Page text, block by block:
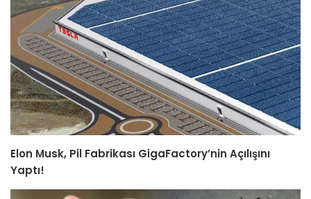
Elon Musk, Pil Fabrikası GigaFactory’nin Açılışını
Yaptı!